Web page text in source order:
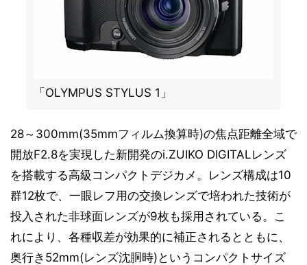
「OLYMPUS STYLUS 1」
28～300mm(35mmフィルム換算時)の焦点距離全域で
開放F2.8を実現した新開発のi.ZUIKO DIGITALレンズ
を搭載する高級コンパクトデジカメ。レンズ構成は10
群12枚で、一眼レフ用の交換レンズで培われた技術が
投入された非球面レンズが9枚も採用されている。こ
れにより、各種収差が効果的に補正されるとともに、
奥行き52mm(レンズ沈胴時)というコンパクトサイズ